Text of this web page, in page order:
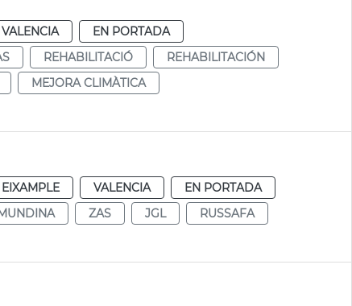
VALENCIA
EN PORTADA
REHABILITACIÓ
REHABILITACIÓN
MEJORA CLIMÀTICA
EIXAMPLE VALENCIA
EN PORTADA
ZAS JGL
RUSSAFA